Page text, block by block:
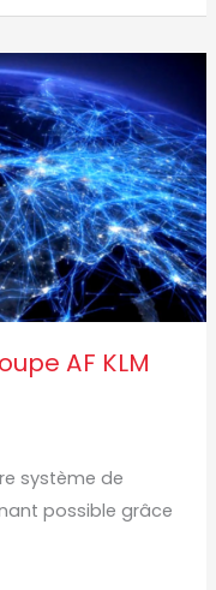
AF KLM
système de
possible grâce